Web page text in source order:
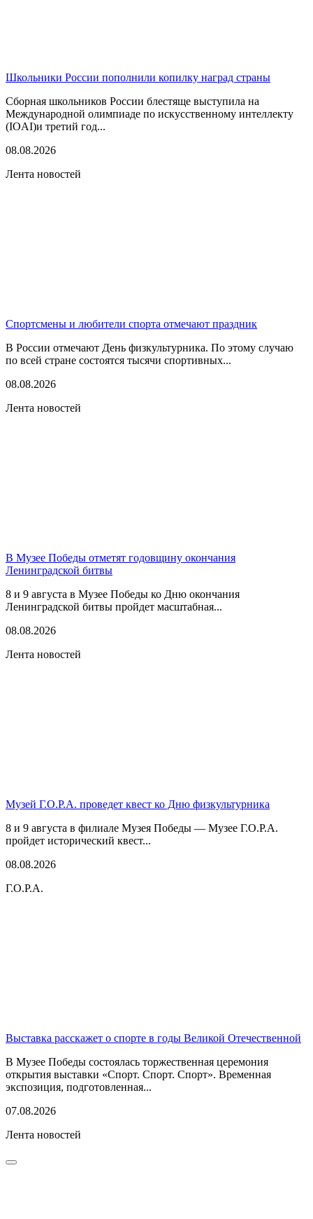
Школьники России пополнили копилку наград страны
Сборная школьников России блестяще выступила на
Международной олимпиаде по искусственному интеллекту
(IOAI)и третий год...
08.08.2026
Лента новостей
Спортсмены и любители спорта отмечают праздник
В России отмечают День физкультурника. По этому случаю
по всей стране состоятся тысячи спортивных...
08.08.2026
Лента новостей
В Музее Победы отметят годовщину окончания
Ленинградской битвы
8 и 9 августа в Музее Победы ко Дню окончания
Ленинградской битвы пройдет масштабная...
08.08.2026
Лента новостей
Музей Г.О.Р.А. проведет квест ко Дню физкультурника
8 и 9 августа в филиале Музея Победы — Музее Г.О.Р.А.
пройдет исторический квест...
08.08.2026
Г.О.Р.А.
Выставка расскажет о спорте в годы Великой Отечественной
В Музее Победы состоялась торжественная церемония
открытия выставки «Спорт. Спорт. Спорт». Временная
экспозиция, подготовленная...
07.08.2026
Лента новостей